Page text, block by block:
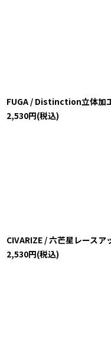
FUGA / Distinction立体加
2,530円(税込)
CIVARIZE / 六芒星レース
2,530円(税込)